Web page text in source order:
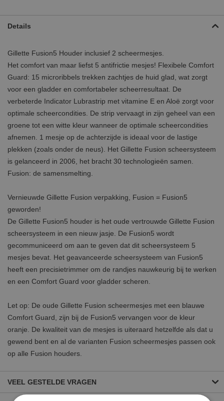
Details
Gillette Fusion5 Houder inclusief 2 scheermesjes.
Het comfort van maar liefst 5 antifrictie mesjes! Flexibele Comfort
Guard: 15 microribbels trekken zachtjes de huid glad, wat zorgt
voor een gladder en comfortabeler scheerresultaat. De
verbeterde Indicator Lubrastrip met vitamine E en Aloë zorgt voor
optimale scheercondities. De strip vervaagt in zijn geheel van een
groene tot een witte kleur wanneer de optimale scheercondities
afnemen. 1 mesje op de achterzijde is ideaal voor de lastige
plekken (zoals onder de neus). Het Gillette Fusion scheersysteem
is gelanceerd in 2006, het bracht 30 technologieën samen.
Fusion: de samensmelting.
Vernieuwde Gillette Fusion verpakking, Fusion = Fusion5
geworden!
De Gillette Fusion5 houder is het oude vertrouwde Gillette Fusion
scheersysteem in een nieuw jasje. De Fusion5 wordt
gecommuniceerd om aan te geven dat dit scheersysteem 5
mesjes bevat. Het geavanceerde scheersysteem van Fusion5
heeft een precisietrimmer om de randjes nauwkeurig bij te werken
en een Comfort Guard voor gladder scheren.
Let op: De oude Gillette Fusion scheermesjes met een blauwe
Comfort Guard, zijn bij de Fusion5 vervangen voor de kleur
oranje. De kwaliteit van de mesjes is uiteraard hetzelfde als dat u
gewend bent en al de varianten Fusion scheermesjes passen ook
op alle Fusion houders.
VEEL GESTELDE VRAGEN